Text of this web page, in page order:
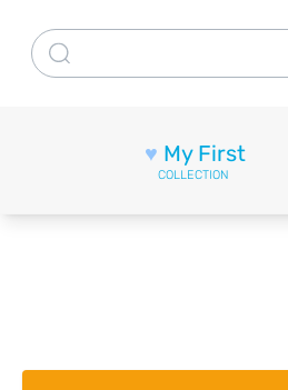
My First
♥
COLLECTION